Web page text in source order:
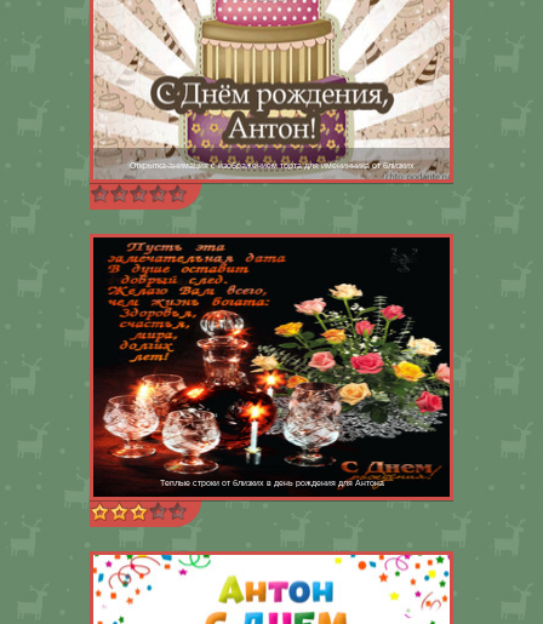
Открытка-анимация с изображением торта для именинника от близких
Теплые строки от близких в день рождения для Антона